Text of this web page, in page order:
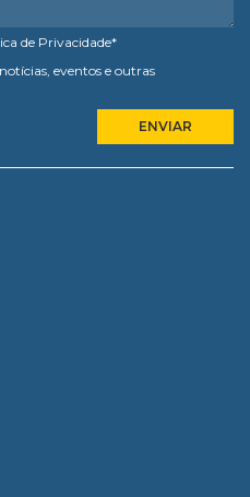
de Privacidade*
eventos e outras